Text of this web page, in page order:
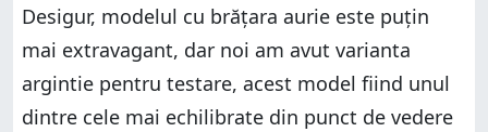
Desigur, modelul cu brățara aurie este puțin
mai extravagant, dar noi am avut varianta
argintie pentru testare, acest model fiind unul
dintre cele mai echilibrate din punct de vedere